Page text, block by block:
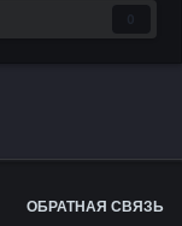
ОБРАТНАЯ СВЯЗЬ